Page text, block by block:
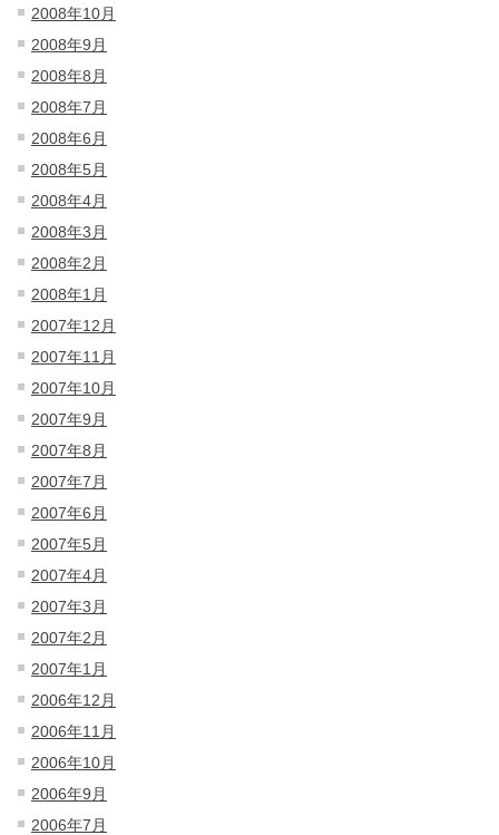
2008年10月
2008年9月
2008年8月
2008年7月
2008年6月
2008年5月
2008年4月
2008年3月
2008年2月
2008年1月
2007年12月
2007年11月
2007年10月
2007年9月
2007年8月
2007年7月
2007年6月
2007年5月
2007年4月
2007年3月
2007年2月
2007年1月
2006年12月
2006年11月
2006年10月
2006年9月
2006年7月